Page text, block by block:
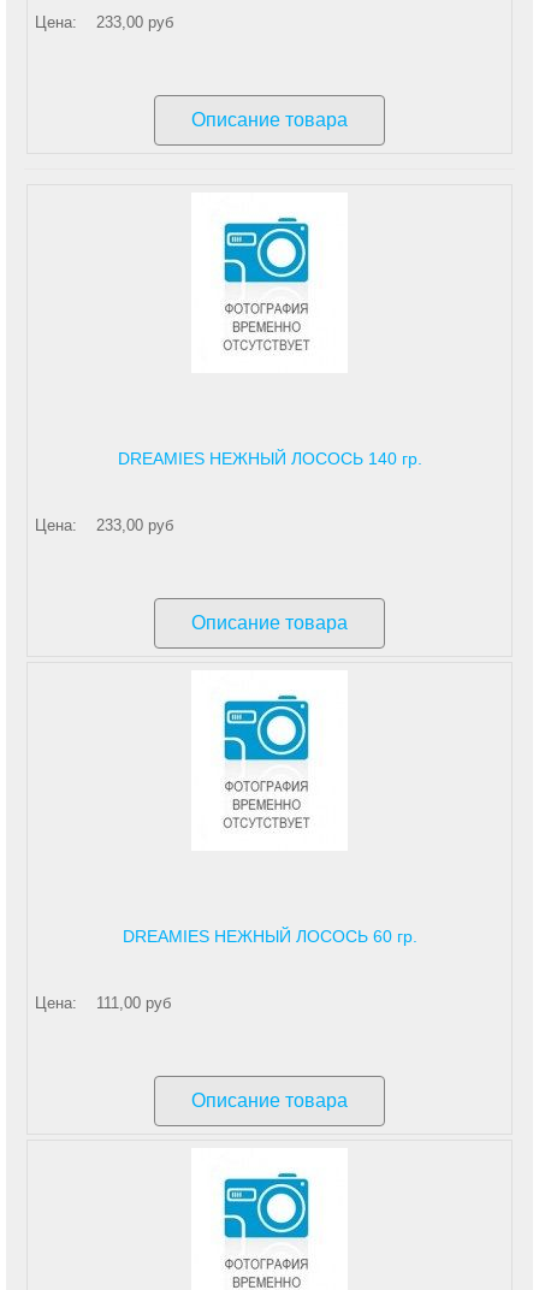
Цена: 233,00 руб
Описание товара
DREAMIES НЕЖНЫЙ ЛОСОСЬ 140 гр.
Цена: 233,00 руб
Описание товара
DREAMIES НЕЖНЫЙ ЛОСОСЬ 60 гр.
Цена: 111,00 руб
Описание товара